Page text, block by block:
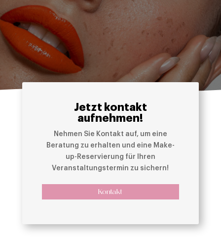
Jetzt kontakt
aufnehmen!
Nehmen Sie Kontakt auf, um eine
Beratung zu erhalten und eine Make-
up-Reservierung für Ihren
Veranstaltungstermin zu sichern!
Kontakt